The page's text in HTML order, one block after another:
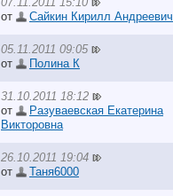
от
Сайкин Кирилл Андреевич
05.11.2011 09:05
от
Полина К
31.10.2011 18:12
от
Разуваевская Екатерина
Викторовна
26.10.2011 19:04
от
Таня6000